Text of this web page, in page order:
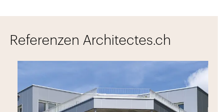
Referenzen Architectes.ch